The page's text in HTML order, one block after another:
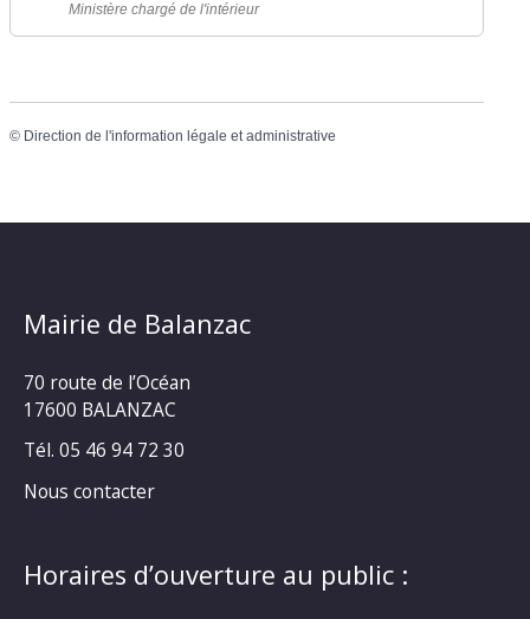
Ministère chargé de l'intérieur
© Direction de l'information légale et administrative
Mairie de Balanzac
70 route de l’Océan
17600 BALANZAC
Tél. 05 46 94 72 30
Nous contacter
Horaires d’ouverture au public :